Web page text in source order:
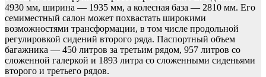
4930 мм, ширина — 1935 мм, а колесная база — 2810 мм. Его
семиместный салон может похвастать широкими
возможностями трансформации, в том числе продольной
регулировкой сидений второго ряда. Паспортный объем
багажника — 450 литров за третьим рядом, 957 литров со
сложенной галеркой и 1893 литра со сложенными сиденьями
второго и третьего рядов.